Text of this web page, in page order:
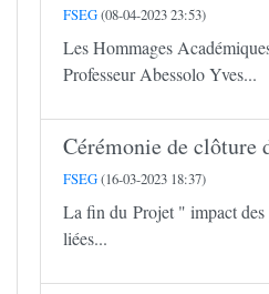
FSEG(08-04-2023 23:53)
Les Hommages
Professeur Abessolo Yves...
Cérémonie de clôture
FSEG(16-03-2023 18:37)
La fin du Projet " impact
liées...